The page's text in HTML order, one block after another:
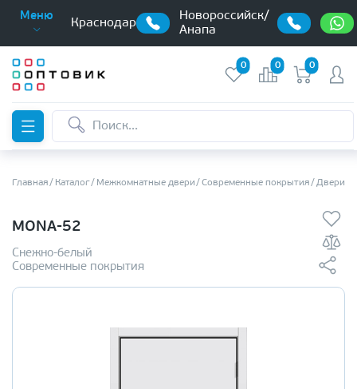
Меню
Краснодар
Новороссийск/
Анапа
0 0 0
Главная Каталог Межкомнатные двери Современные покрытия Двери в
MONA-52
Снежно-белый
Современные покрытия